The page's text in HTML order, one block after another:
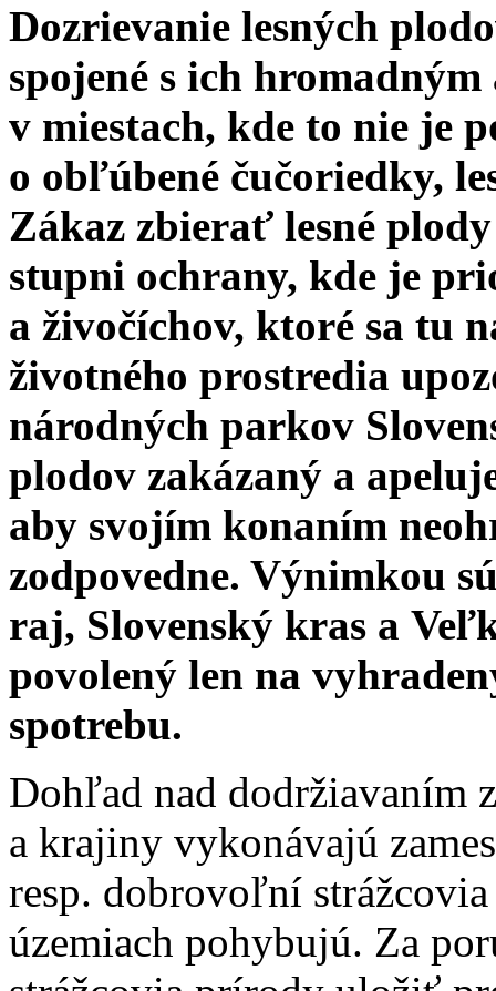
Dozrievanie lesných
spojené s ich
v miestach, kde to nie je
o obľúbené čučoriedky,
Zákaz zbierať lesné
stupni ochrany, kde je
a živočíchov, ktoré sa tu
životného prostredia
národných parkov
plodov zakázaný a
aby svojím konaním
zodpovedne. Výnimkou
raj, Slovenský kras a
povolený len na
spotrebu.
Dohľad nad dodržiavaním
a krajiny vykonávajú
resp. dobrovoľní
územiach pohybujú. Za